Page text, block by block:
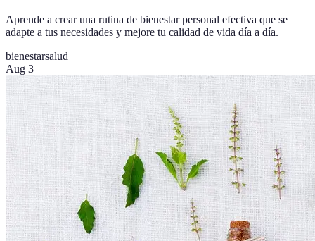
Aprende a crear una rutina de bienestar personal efectiva que se
adapte a tus necesidades y mejore tu calidad de vida día a día.
bienestarsalud
Aug 3